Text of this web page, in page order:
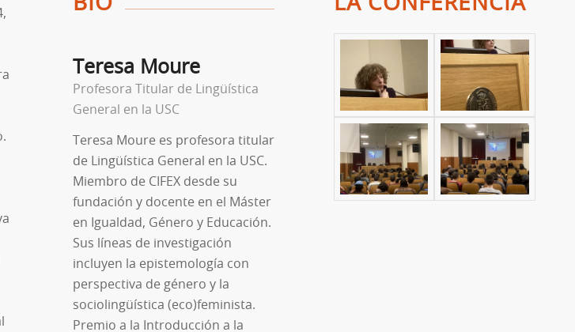
Teresa Moure
Profesora Titular de Lingüística
General en la USC
Teresa Moure es profesora titular
de Lingüística General en la USC.
Miembro de CIFEX desde su
fundación y docente en el Máster
en Igualdad, Género y Educación.
Sus líneas de investigación
incluyen la epistemología con
perspectiva de género y la
sociolingüística (eco)feminista.
Premio a la Introducción a la